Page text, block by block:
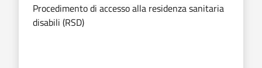
Procedimento di accesso alla residenza sanitaria
disabili (RSD)